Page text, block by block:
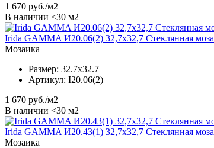
1 670 руб./м2
В наличии <30 м2
Irida GAMMA И20.06(2) 32,7x32,7 Стеклянная
Мозаика
Размер: 32.7x32.7
Артикул: I20.06(2)
1 670 руб./м2
В наличии <30 м2
Irida GAMMA И20.43(1) 32,7x32,7 Стеклянная
Мозаика